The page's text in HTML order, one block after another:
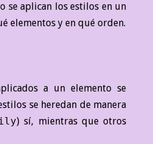
se aplican los estilos en un
elementos y en qué orden.
a un elemento se
se heredan de manera
) sí, mientras que otros